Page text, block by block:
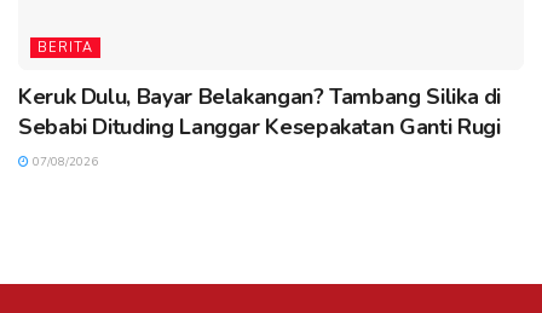
BERITA
Keruk Dulu, Bayar Belakangan? Tambang Silika di
Sebabi Dituding Langgar Kesepakatan Ganti Rugi
07/08/2026